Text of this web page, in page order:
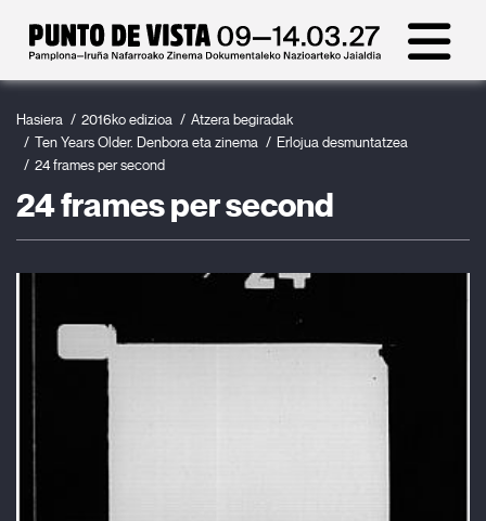
Hasiera 2016ko edizioa
Atzera begiradak
Ten Years Older. Denbora eta zinema
Erlojua desmuntatzea
24 frames per second
24 frames per second